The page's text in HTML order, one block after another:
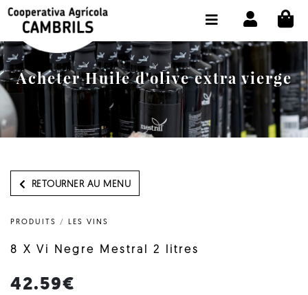
Acheter Huile d'olive extra vierge
RETOURNER AU MENU
PRODUITS / LES VINS
8 X Vi Negre Mestral 2 litres
42.59€
BOUTIQUE ACHETER EN LIGNE
LA COOPÉRATIVE
OLEOTOUR
PRODUITS
NOTRE HUILE
CHOISIR LA LANGUE: